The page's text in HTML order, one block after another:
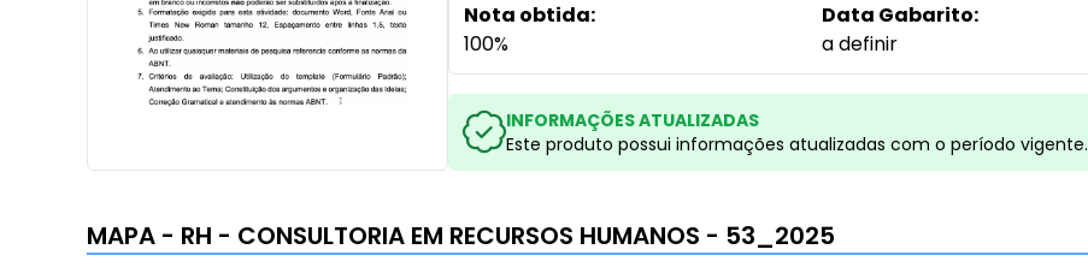
Nota obtida:
100%
Data Gabarito:
a definir
INFORMAÇÕES ATUALIZADAS
Este produto possui informações atualizadas com o período vigente.
MAPA - RH - CONSULTORIA EM RECURSOS HUMANOS - 53_2025